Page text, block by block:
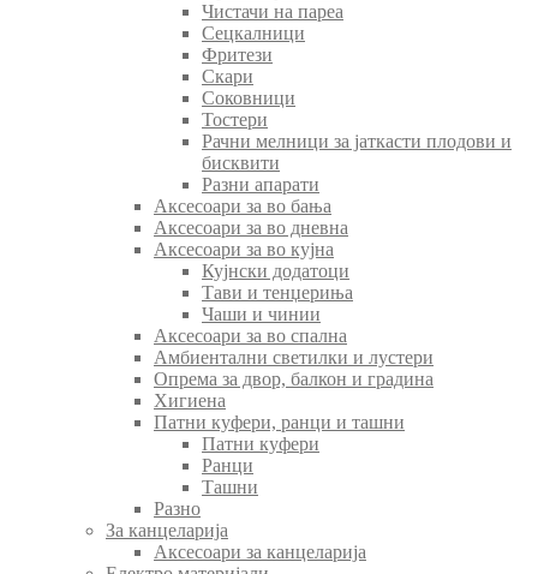
Чистачи на пареа
Сецкалници
Фритези
Скари
Соковници
Тостери
Рачни мелници за јаткасти плодови и
бисквити
Разни апарати
Аксесоари за во бања
Аксесоари за во дневна
Аксесоари за во кујна
Кујнски додатоци
Тави и тенџериња
Чаши и чинии
Аксесоари за во спална
Амбиентални светилки и лустери
Опрема за двор, балкон и градина
Хигиена
Патни куфери, ранци и ташни
Патни куфери
Ранци
Ташни
Разно
За канцеларија
Аксесоари за канцеларија